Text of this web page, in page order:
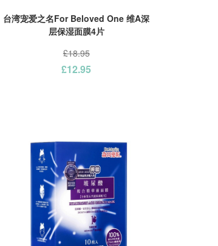
台湾宠爱之名For Beloved One 维A深
层保湿面膜4片
£18.95
£12.95